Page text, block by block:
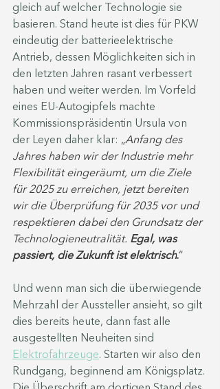
gleich auf welcher Technologie sie
basieren. Stand heute ist dies für PKW
eindeutig der batterieelektrische
Antrieb, dessen Möglichkeiten sich in
den letzten Jahren rasant verbessert
haben und weiter werden. Im Vorfeld
eines EU-Autogipfels machte
Kommissionspräsidentin Ursula von
der Leyen daher klar: „Anfang des
Jahres haben wir der Industrie mehr
Flexibilität eingeräumt, um die Ziele
für 2025 zu erreichen, jetzt bereiten
wir die Überprüfung für 2035 vor und
respektieren dabei den Grundsatz der
Technologieneutralität. Egal, was
passiert, die Zukunft ist elektrisch.“
Und wenn man sich die überwiegende
Mehrzahl der Aussteller ansieht, so gilt
dies bereits heute, dann fast alle
ausgestellten Neuheiten sind
Elektrofahrzeuge. Starten wir also den
Rundgang, beginnend am Königsplatz.